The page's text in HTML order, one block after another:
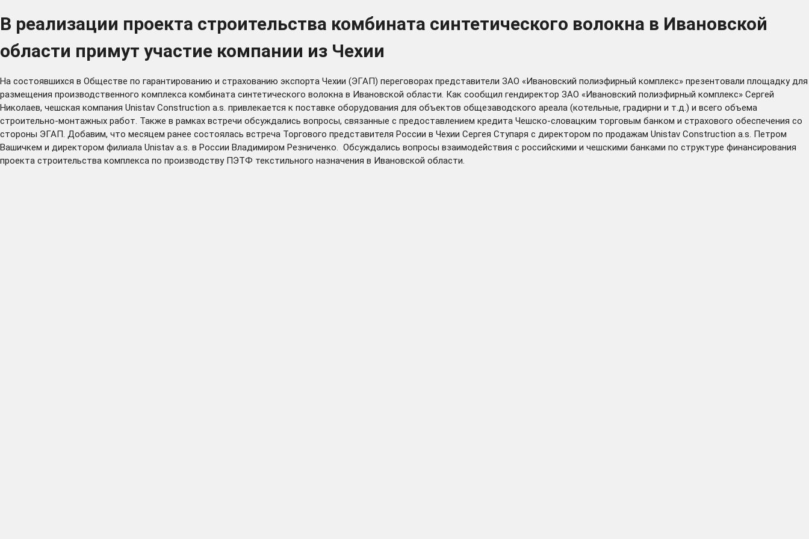
В реализации проекта строительства комбината синтетического волокна в Ивановской
области примут участие компании из Чехии
На состоявшихся в Обществе по гарантированию и страхованию экспорта Чехии (ЭГАП) переговорах представители ЗАО «Ивановский полиэфирный комплекс» презентовали площадку для
размещения производственного комплекса комбината синтетического волокна в Ивановской области. Как сообщил гендиректор ЗАО «Ивановский полиэфирный комплекс» Сергей
Николаев, чешская компания Unistav Construction a.s. привлекается к поставке оборудования для объектов общезаводского ареала (котельные, градирни и т.д.) и всего объема
строительно-монтажных работ. Также в рамках встречи обсуждались вопросы, связанные с предоставлением кредита Чешско-словацким торговым банком и страхового обеспечения со
стороны ЭГАП. Добавим, что месяцем ранее состоялась встреча Торгового представителя России в Чехии Сергея Ступаря с директором по продажам Unistav Construction a.s. Петром
Вашичкем и директором филиала Unistav a.s. в России Владимиром Резниченко. Обсуждались вопросы взаимодействия с российскими и чешскими банками по структуре финансирования
проекта строительства комплекса по производству ПЭТФ текстильного назначения в Ивановской области.